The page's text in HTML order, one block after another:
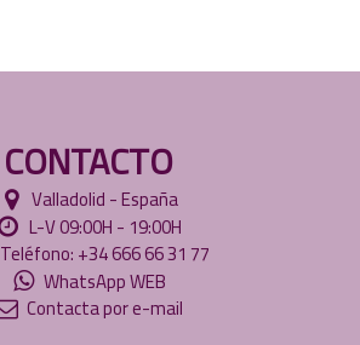
CONTACTO
Valladolid - España
L-V 09:00H - 19:00H
Teléfono: +34 666 66 31 77
WhatsApp WEB
Contacta por e-mail